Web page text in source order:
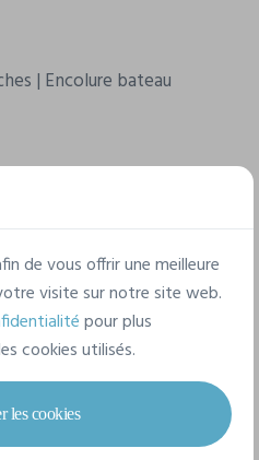
| Encolure bateau
de vous offrir une meilleure
visite sur notre site web.
pour plus
cookies utilisés.
les cookies